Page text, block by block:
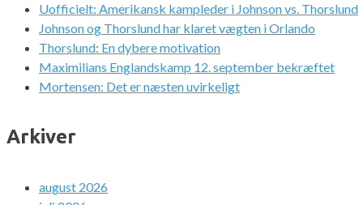
Uofficielt: Amerikansk kampleder i Johnson vs. Thorslund
Johnson og Thorslund har klaret vægten i Orlando
Thorslund: En dybere motivation
Maximilians Englandskamp 12. september bekræftet
Mortensen: Det er næsten uvirkeligt
Arkiver
august 2026